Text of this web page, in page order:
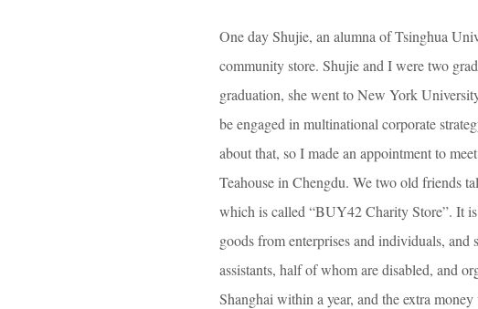
One day Shujie, an alumna of Tsinghua
community store. Shujie and I were two
graduation, she went to New York
be engaged in multinational corporate
about that, so I made an appointment to
Teahouse in Chengdu. We two old friends
which is called “BUY42 Charity Store”. It
goods from enterprises and individuals,
assistants, half of whom are disabled, and
Shanghai within a year, and the extra